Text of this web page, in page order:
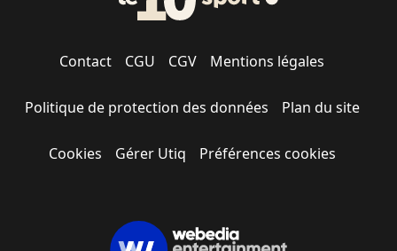
Contact CGU CGV Mentions légales
Politique de protection des données Plan du site
Cookies Gérer Utiq Préférences cookies